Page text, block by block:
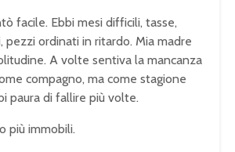
facile. Ebbi mesi difficili, tasse,
pezzi ordinati in ritardo. Mia madre
A volte sentiva la mancanza
compagno, ma come stagione
paura di fallire più volte.
più immobili.